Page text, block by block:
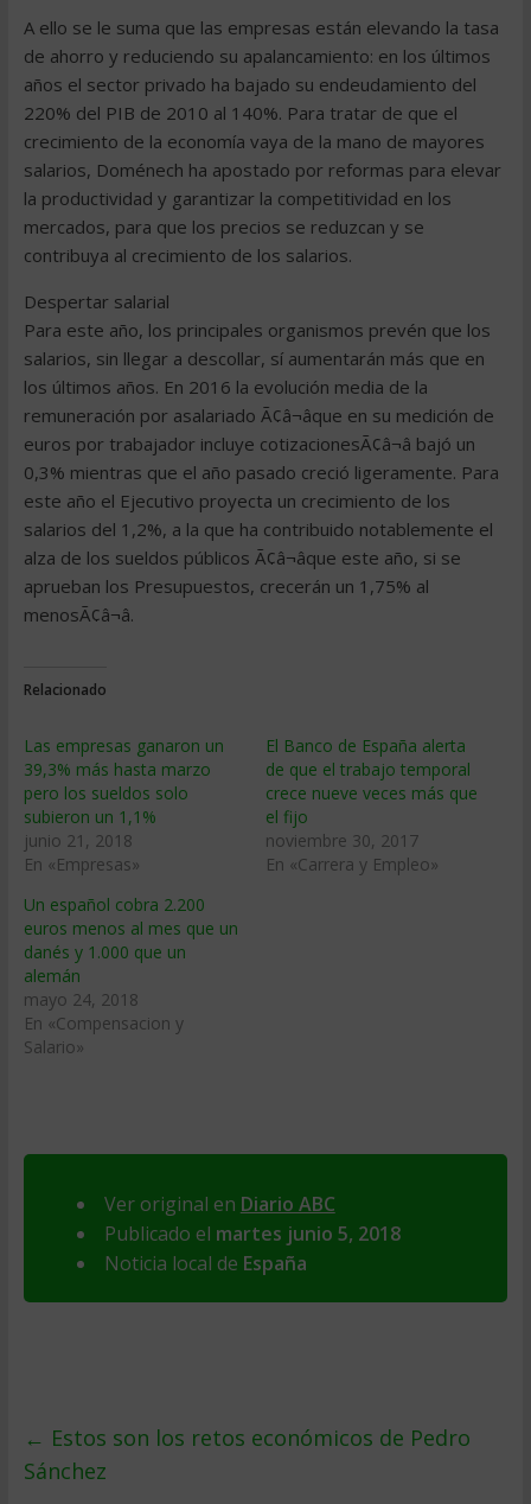
A ello se le suma que las empresas están elevando la tasa
de ahorro y reduciendo su apalancamiento: en los últimos
años el sector privado ha bajado su endeudamiento del
220% del PIB de 2010 al 140%. Para tratar de que el
crecimiento de la economía vaya de la mano de mayores
salarios, Doménech ha apostado por reformas para elevar
la productividad y garantizar la competitividad en los
mercados, para que los precios se reduzcan y se
contribuya al crecimiento de los salarios.
Despertar salarial
Para este año, los principales organismos prevén que los
salarios, sin llegar a descollar, sí aumentarán más que en
los últimos años. En 2016 la evolución media de la
remuneración por asalariado Ã¢â¬âque en su medición de
euros por trabajador incluye cotizacionesÃ¢â¬â bajó un
0,3% mientras que el año pasado creció ligeramente. Para
este año el Ejecutivo proyecta un crecimiento de los
salarios del 1,2%, a la que ha contribuido notablemente el
alza de los sueldos públicos Ã¢â¬âque este año, si se
aprueban los Presupuestos, crecerán un 1,75% al
menosÃ¢â¬â.
Relacionado
Las empresas ganaron un
39,3% más hasta marzo
pero los sueldos solo
subieron un 1,1%
junio 21, 2018
En «Empresas»
El Banco de España alerta
de que el trabajo temporal
crece nueve veces más que
el fijo
noviembre 30, 2017
En «Carrera y Empleo»
Un español cobra 2.200
euros menos al mes que un
danés y 1.000 que un
alemán
mayo 24, 2018
En «Compensacion y
Salario»
Ver original en Diario ABC
Publicado el martes junio 5, 2018
Noticia local de España
← Estos son los retos económicos de Pedro
Sánchez